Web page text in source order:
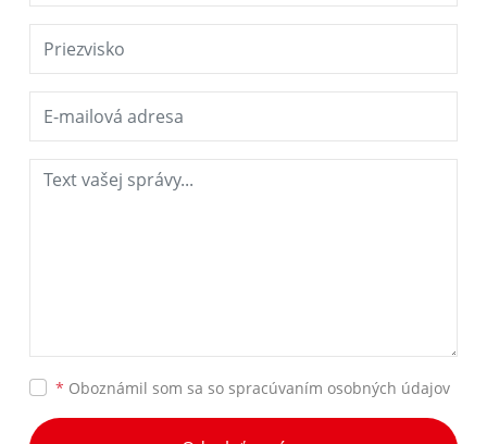
* Oboznámil som sa so spracúvaním osobných údajov